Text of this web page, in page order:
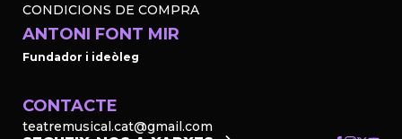
CONDICIONS DE COMPRA
ANTONI FONT MIR
Fundador i ideòleg
CONTACTE
teatremusical.cat@gmail.com